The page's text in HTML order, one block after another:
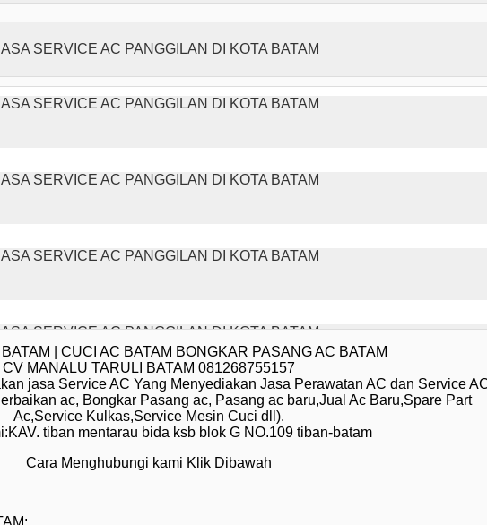
| CUCI AC BATAM BONGKAR PASANG AC BATAM
CV MANALU TARULI BATAM 081268755157
jasa Service AC Yang Menyediakan Jasa Perawatan AC dan Service
ac, Bongkar Pasang ac, Pasang ac baru,Jual Ac Baru,Spare Part
Ac,Service Kulkas,Service Mesin Cuci dll).
tiban mentarau bida ksb blok G NO.109 tiban-batam
Cara Menghubungi kami Klik Dibawah